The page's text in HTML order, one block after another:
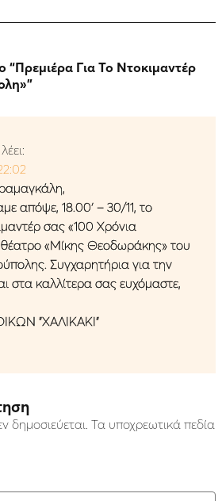
“Πρεμιέρα Για Το Ντοκιμαντέρ
”
λέει:
απόψε, 18.00′ – 30/11, το
σας «100 Χρόνια
«Μίκης Θεοδωράκης» του
Συγχαρητήρια για την
στα καλλίτερα σας ευχόμαστε,
”ΧΑΛΙΚΑΚΙ”
δημοσιεύεται. Τα υποχρεωτικά πεδία